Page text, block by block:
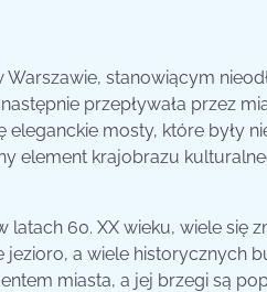
stanowiącym
przepływała przez
eleganckie mosty, które były
element krajobrazu
60. XX wieku, wiele się
jezioro, a wiele historycznych
miasta, a jej brzegi są